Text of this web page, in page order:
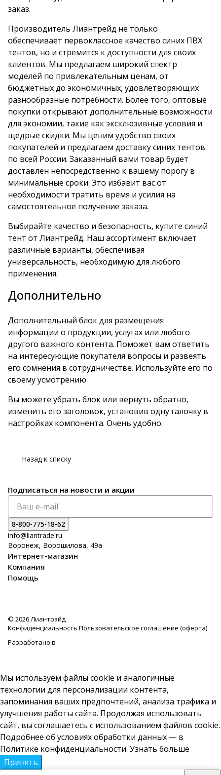
заказ.
Производитель Лиантрейд не только
обеспечивает первоклассное качество синих ПВХ
тентов, но и стремится к доступности для своих
клиентов. Мы предлагаем широкий спектр
моделей по привлекательным ценам, от
бюджетных до экономичных, удовлетворяющих
разнообразные потребности. Более того, оптовые
покупки открывают дополнительные возможности
для экономии, такие как эксклюзивные условия и
щедрые скидки. Мы ценим удобство своих
покупателей и предлагаем доставку синих тентов
по всей России. Заказанный вами товар будет
доставлен непосредственно к вашему порогу в
минимальные сроки. Это избавит вас от
необходимости тратить время и усилия на
самостоятельное получение заказа.
Выбирайте качество и безопасность, купите синий
тент от Лиантрейд. Наш ассортимент включает
различные варианты, обеспечивая
универсальность, необходимую для любого
применения.
Дополнительно
Дополнительный блок для размещения
информации о продукции, услугах или любого
другого важного контента. Поможет вам ответить
на интересующие покупателя вопросы и развеять
его сомнения в сотрудничестве. Используйте его по
своему усмотрению.
Вы можете убрать блок или вернуть обратно,
изменить его заголовок, установив одну галочку в
настройках компонента. Очень удобно.
Назад к списку
Подписаться на новости и акции
8-800-775-18-62
info@liantrade.ru
Воронеж, Ворошилова, 49а
Интернет-магазин
Компания
Помощь
© 2026 Лиантрэйд
Конфиденциальность Пользовательское соглашение (оферта)
Разработано в
Мы используем файлы cookie и аналогичные
технологии для персонализации контента,
запоминания ваших предпочтений, анализа трафика и
улучшения работы сайта. Продолжая использовать
сайт, вы соглашаетесь с использованием файлов cookie.
Подробнее об условиях обработки данных — в
Политике конфиденциальности. Узнать больше
Принять